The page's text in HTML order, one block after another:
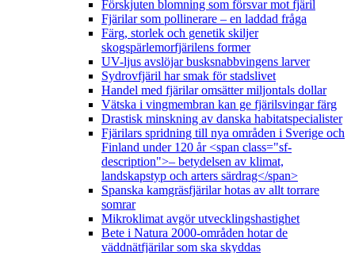
Förskjuten blomning som försvar mot fjäril
Fjärilar som pollinerare – en laddad fråga
Färg, storlek och genetik skiljer
skogspärlemorfjärilens former
UV-ljus avslöjar busksnabbvingens larver
Sydrovfjäril har smak för stadslivet
Handel med fjärilar omsätter miljontals dollar
Vätska i vingmembran kan ge fjärilsvingar färg
Drastisk minskning av danska habitatspecialister
Fjärilars spridning till nya områden i Sverige och
Finland under 120 år <span class="sf-
description">– betydelsen av klimat,
landskapstyp och arters särdrag</span>
Spanska kamgräsfjärilar hotas av allt torrare
somrar
Mikroklimat avgör utvecklingshastighet
Bete i Natura 2000-områden hotar de
väddnätfjärilar som ska skyddas